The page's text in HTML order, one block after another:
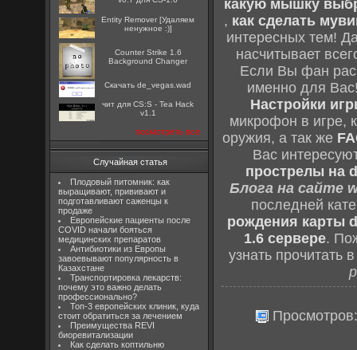
Entity Remover [Удаляем
ненужное :)]
Counter Strike 1.6
Background Changer
Скачать de_vegas.wad
чит для CS:S - Tea Hack
v1.1
посмотреть все
Случайная статья
Плодовый питомник: как
выращивают, прививают и
подготавливают саженцы к
продаже
Европейские пациенты после
COVID начали бояться
медицинских препаратов
Антибиотики из Европы
завоевывают популярность в
Казахстане
Транспортировка лекарств:
почему это важно делать
профессионально?
Топ-3 европейских клиник, куда
стоит обратиться за лечением
Преимущества REVI
биоревитализации
Как сделать коптильню
какую мышку
, как сделать
интересных тем!
насчитывает
Если Вы фан
именно для
Настройки
микрофон в игре,
оружия, а так же
Вас
прострелы на
Блога на сайте
последней
рождения карты
1.6 сервере.
узнать прочитать